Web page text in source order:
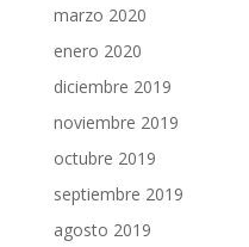
marzo 2020
enero 2020
diciembre 2019
noviembre 2019
octubre 2019
septiembre 2019
agosto 2019